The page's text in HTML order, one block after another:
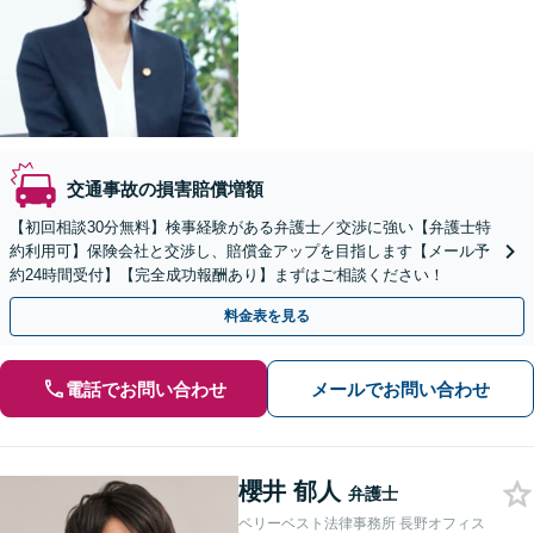
交通事故の損害賠償増額
【初回相談30分無料】検事経験がある弁護士／交渉に強い【弁護士特
約利用可】保険会社と交渉し、賠償金アップを目指します【メール予
約24時間受付】【完全成功報酬あり】まずはご相談ください！
料金表を見る
電話でお問い合わせ メールでお問い合わせ
櫻井 郁人 弁護士
ベリーベスト法律事務所 長野オフィス